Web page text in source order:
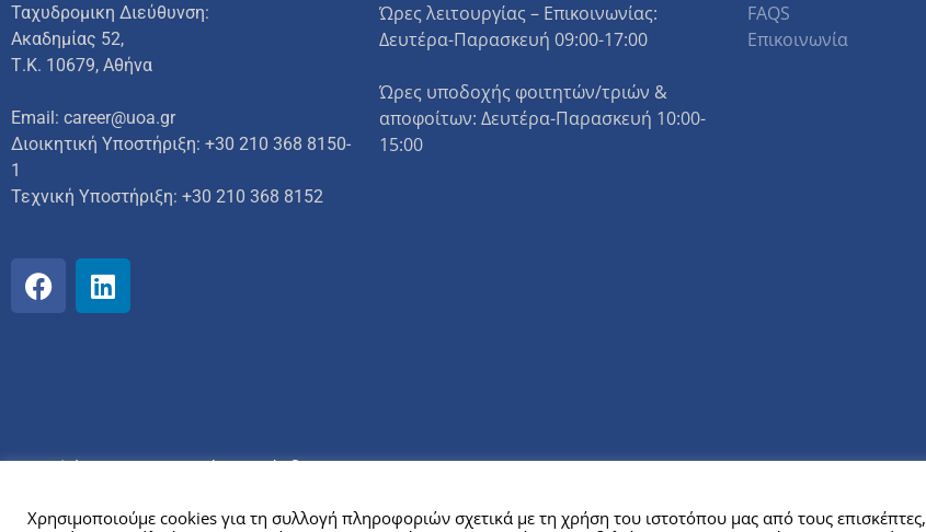
Ταχυδρομικη Διεύθυνση:
Ακαδημίας 52,
Τ.Κ. 10679, Αθήνα
Email: career@uoa.gr
Διοικητική Υποστήριξη: +30 210 368 8150-
1
Τεχνική Υποστήριξη: +30 210 368 8152
Ώρες λειτουργίας – Επικοινωνίας:
Δευτέρα-Παρασκευή 09:00-17:00
Ώρες υποδοχής φοιτητών/τριών &
αποφοίτων: Δευτέρα-Παρασκευή 10:00-
15:00
FAQS
Επικοινωνία
Copyright © 2026 Γραφείο Διασύνδεσης & Επιχ/τας του ΕΚΠΑ
Χρησιμοποιούμε cookies για τη συλλογή πληροφοριών σχετικά με τη χρήση του ιστοτόπου μας από τους επισκέπτες,